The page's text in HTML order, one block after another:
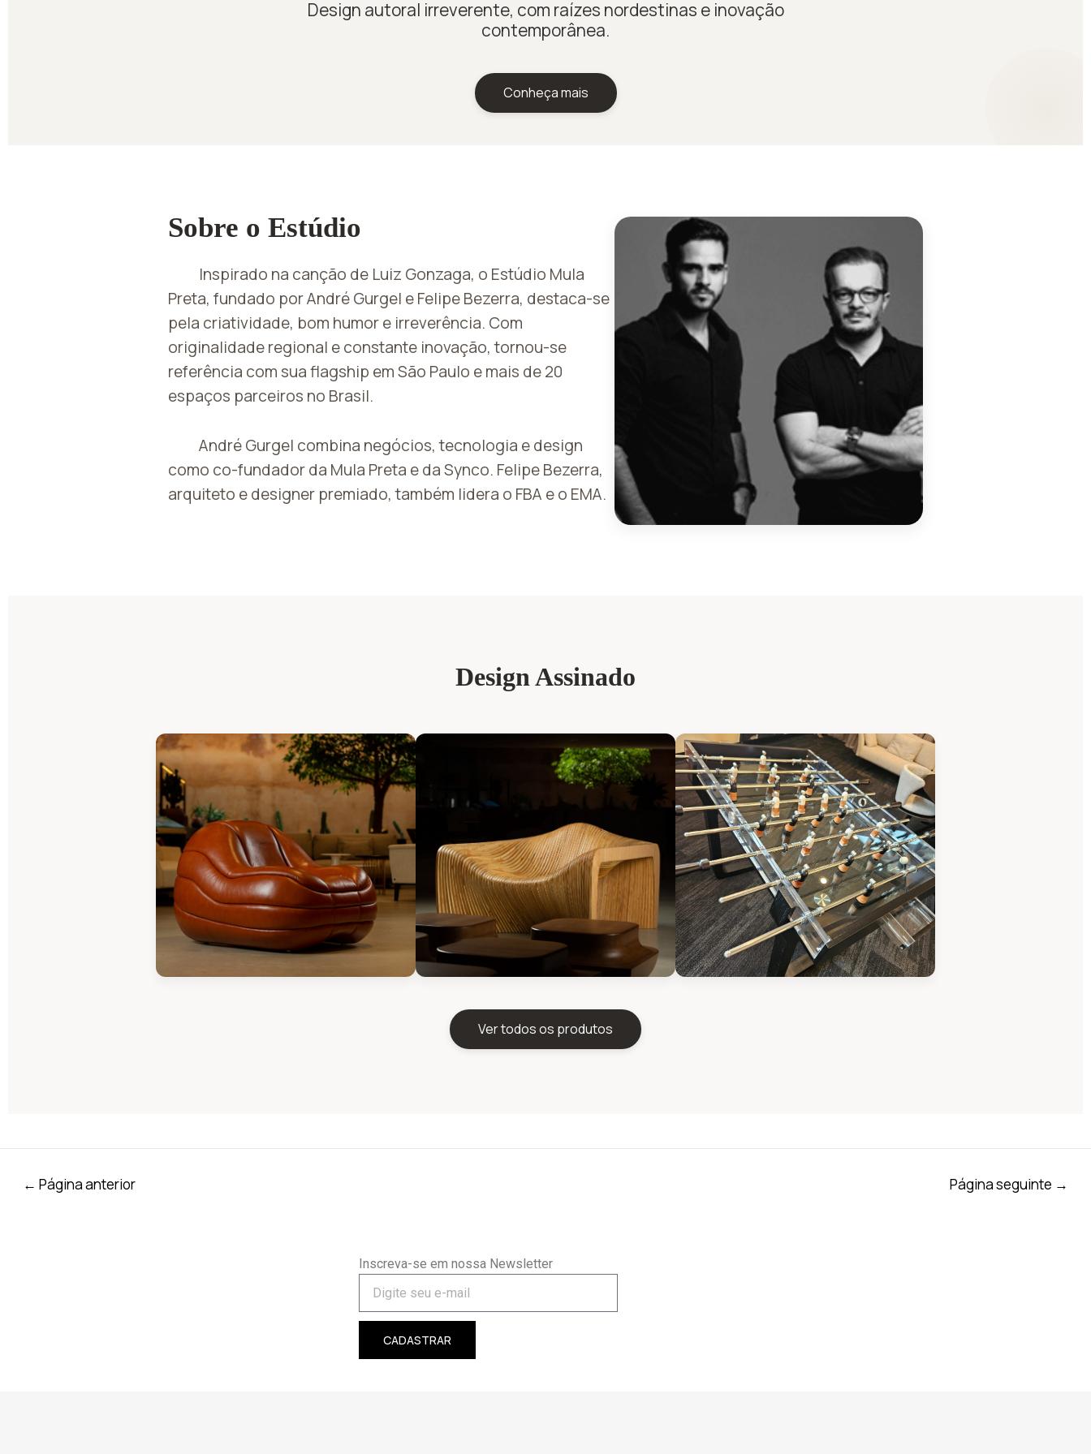
Design autoral irreverente, com raízes nordestinas e inovação
contemporânea.
Conheça mais
Sobre o Estúdio
Inspirado na canção de Luiz Gonzaga, o Estúdio Mula
Preta, fundado por André Gurgel e Felipe Bezerra, destaca-se
pela criatividade, bom humor e irreverência. Com
originalidade regional e constante inovação, tornou-se
referência com sua flagship em São Paulo e mais de 20
espaços parceiros no Brasil.
André Gurgel combina negócios, tecnologia e design
como co-fundador da Mula Preta e da Synco. Felipe Bezerra,
arquiteto e designer premiado, também lidera o FBA e o EMA.
Design Assinado
Ver todos os produtos
← Página anterior Página seguinte →
Inscreva-se em nossa Newsletter
CADASTRAR